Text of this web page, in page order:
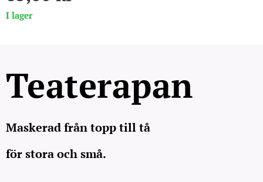
I lager
Teaterapan
Maskerad från topp till tå
för stora och små.